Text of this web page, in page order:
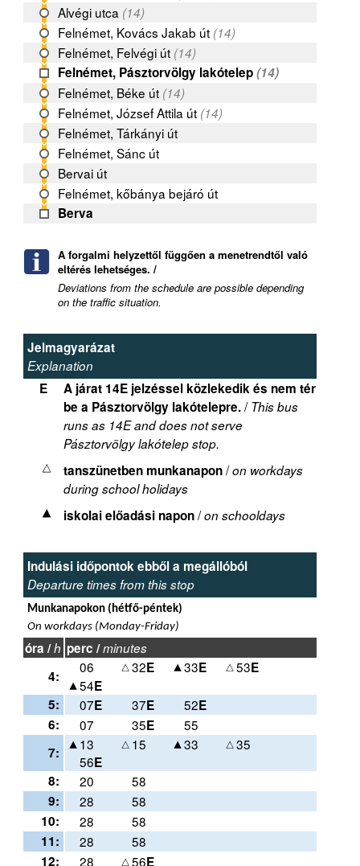
Alvégi utca (14)
Felnémet, Kovács Jakab út (14)
Felnémet, Felvégi út (14)
Felnémet, Pásztorvölgy lakótelep(14)
Felnémet, Béke út (14)
Felnémet, József Attila út (14)
Felnémet, Tárkányi út
Felnémet, Sánc út
Bervai út
Felnémet, kőbánya bejáró út
Berva
A forgalmi helyzettől függően a menetrendtől való
eltérés lehetséges. /
Deviations from the schedule are possible depending
on the traffic situation.
Jelmagyarázat
Explanation
E
A járat 14E jelzéssel közlekedik és nem tér
be a Pásztorvölgy lakótelepre./This bus
runs as 14E and does not serve
Pásztorvölgy lakótelep stop.
tanszünetben munkanapon/on workdays
during school holidays
iskolai előadási napon/on schooldays
Indulási időpontok ebből a megállóból
Departure times from this stop
Munkanapokon (hétfő-péntek)
On workdays (Monday-Friday)
óra /h perc /minutes
4:
06 32E 33E 53E
54E
5:
07E 37E 52E
6:
07 35E
55
7:
13 15 33
35
56E
8:
20
58
9:
28
58
10:
28
58
11:
28
58
12:
28 56E